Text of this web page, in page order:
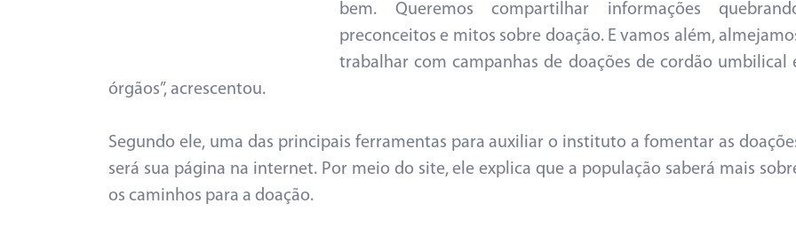
bem. Queremos compartilhar informações
preconceitos e mitos sobre doação. E vamos além,
trabalhar com campanhas de doações de cordão umbilical
órgãos”, acrescentou.
Segundo ele, uma das principais ferramentas para auxiliar o instituto a fomentar as
será sua página na internet. Por meio do site, ele explica que a população saberá mais
os caminhos para a doação.